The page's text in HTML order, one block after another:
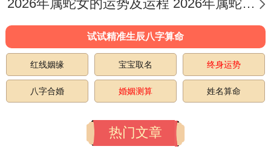
谱 -二月份的相亲局估计会遇见真命天子。
有个北京姑娘就是在剧本杀店拼车时认识了
这时候的未婚夫- 关键方法是:玩情感本别选
太强势的角色 -适当示弱倒是更能激发对方
保护欲。
正在谈婚论嫁的要看了~五月同十月是办婚
2026年属蛇女的运势及运程 2026年属蛇女全年运势及运程
试试精准生辰八字算命
红线姻缘 宝宝取名 终身运势
八字合婚 婚姻测算 姓名算命
热门文章